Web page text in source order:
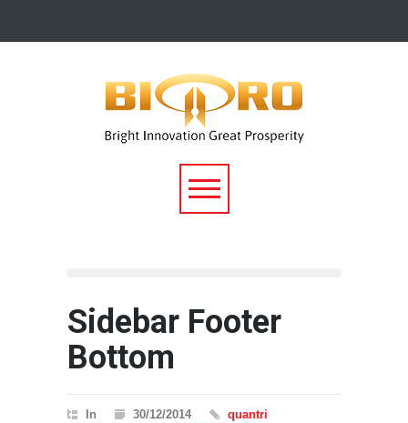
Sidebar Footer
Bottom
In 30/12/2014
quantri